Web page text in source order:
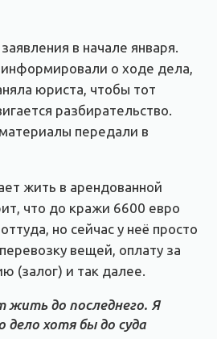
в начале января.
о ходе дела,
юриста, чтобы тот
разбирательство.
передали в
жить в арендованной
что до кражи 6600 евро
но сейчас у неё просто
вещей, оплату за
(залог) и так далее.
жить до последнего. Я
дело хотя бы до суда